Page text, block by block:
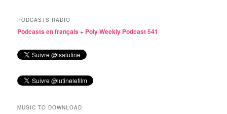
PODCASTS RADIO
Podcasts en français+ Poly Weekly Podcast 541
MUSIC TO DOWNLOAD